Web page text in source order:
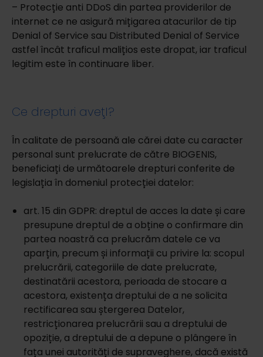
– Protecție anti DDoS din partea providerilor de
internet ce ne asigură mițigarea atacurilor de tip
Denial of Service sau Distributed Denial of Service
astfel încât traficul malițios este dropat, iar traficul
legitim este în continuare liber.
Ce drepturi aveţI?
În calitate de persoană ale cărei date cu caracter
personal sunt prelucrate de către BIOGENIS,
beneficiați de următoarele drepturi conferite de
legislația în domeniul protecției datelor:
art. 15 din GDPR: dreptul de acces la date și care
presupune dreptul de a obține o confirmare din
partea noastră ca prelucrăm datele ce va
aparțin, precum și informații cu privire la: scopul
prelucrării, categoriile de date prelucrate,
destinatării acestora, perioada de stocare a
acestora, existența dreptului de a ne solicita
rectificarea sau ștergerea Datelor,
restricționarea prelucrării sau a dreptului de
opoziție, a dreptului de a depune o plângere în
fața unei autorități de supraveghere, dacă există